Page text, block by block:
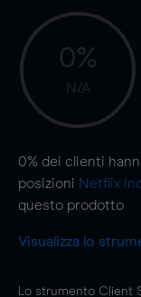
0%
N/A
0% dei clienti
posizioni Netflix
questo prodotto
Visualizza lo
Lo strumento Client